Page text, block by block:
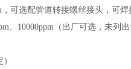
可选配管道转接螺丝接头，可焊
、10000ppm （ 出厂可选，未列出